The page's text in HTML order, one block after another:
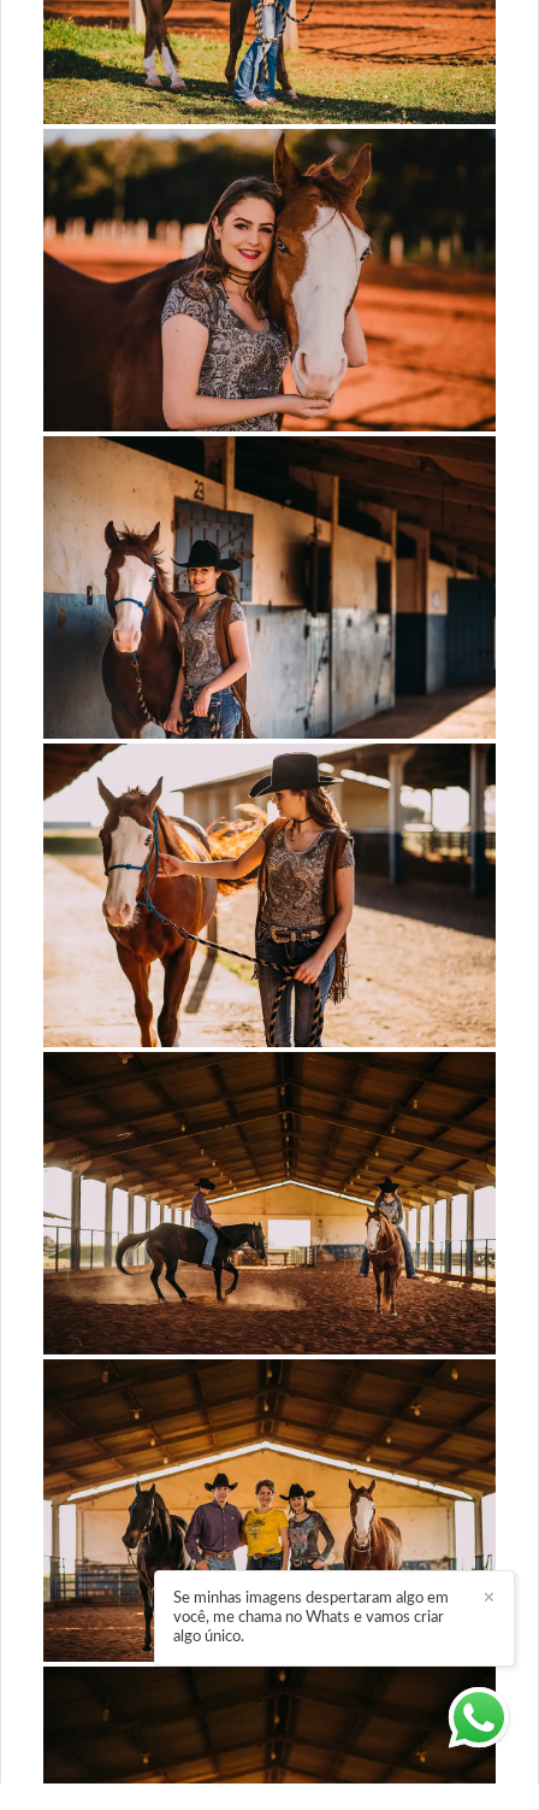
✕
Se minhas imagens despertaram algo em
você, me chama no Whats e vamos criar
algo único.